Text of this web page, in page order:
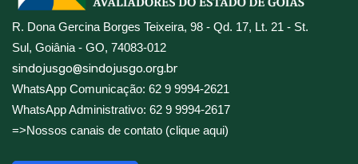
R. Dona Gercina Borges Teixeira, 98 - Qd. 17, Lt. 21 - St.
Sul, Goiânia - GO, 74083-012
sindojusgo@sindojusgo.org.br
WhatsApp Comunicação: 62 9 9994-2621
WhatsApp Administrativo: 62 9 9994-2617
=>Nossos canais de contato (clique aqui)